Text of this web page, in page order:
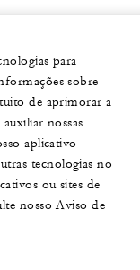
para
sobre
de aprimorar a
nossas
aplicativo
tecnologias no
ou sites de
nosso Aviso de